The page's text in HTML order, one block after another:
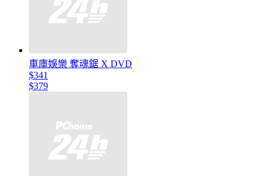
車庫娛樂 奪魂鋸 X DVD
$341
$379